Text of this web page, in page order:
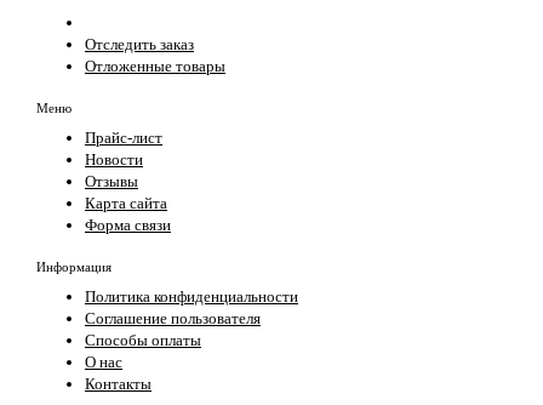
Отследить заказ
Отложенные товары
Меню
Прайс-лист
Новости
Отзывы
Карта сайта
Форма связи
Информация
Политика конфиденциальности
Соглашение пользователя
Способы оплаты
О нас
Контакты